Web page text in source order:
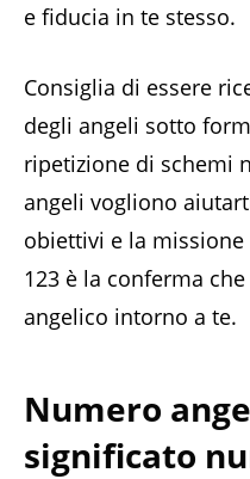
e fiducia in te stesso.
Consiglia di essere
degli angeli sotto
ripetizione di schemi
angeli vogliono
obiettivi e la
123 è la conferma
angelico intorno a te.
Numero
significato